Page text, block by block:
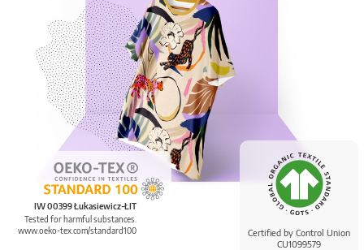
Certified by Control Union
CU1099579
IW 00399 Łukasiewicz-ŁIT
Tested for harmful substances.
www.oeko-tex.com/standard100